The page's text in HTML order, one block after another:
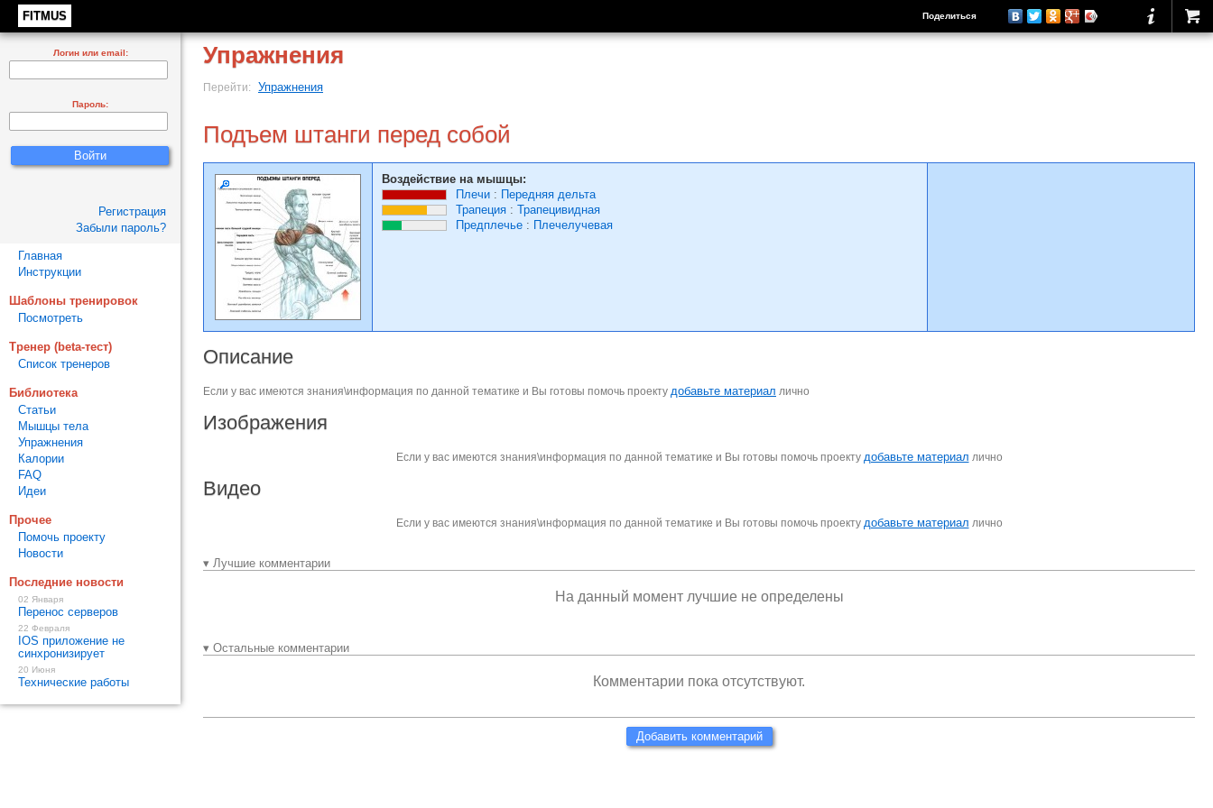
FITMUS Поделиться
Упражнения
Перейти: Упражнения
Подъем штанги перед собой
Воздействие на мышцы:
Плечи : Передняя дельта
Трапеция : Трапецивидная
Предплечье : Плечелучевая
Описание
Если у вас имеются знания\информация по данной тематике и Вы готовы помочь проекту добавьте материал лично
Изображения
Если у вас имеются знания\информация по данной тематике и Вы готовы помочь проекту добавьте материал лично
Видео
Если у вас имеются знания\информация по данной тематике и Вы готовы помочь проекту добавьте материал лично
▾ Лучшие комментарии
На данный момент лучшие не определены
▾ Остальные комментарии
Комментарии пока отсутствуют.
Добавить комментарий
Логин или email:
Пароль:
Регистрация
Забыли пароль?
Главная
Инструкции
Шаблоны тренировок
Посмотреть
Тренер (beta-тест)
Список тренеров
Библиотека
Статьи
Мышцы тела
Упражнения
Калории
FAQ
Идеи
Прочее
Помочь проекту
Новости
Последние новости
02 Января
Перенос серверов
22 Февраля
IOS приложение не
синхронизирует
20 Июня
Технические работы